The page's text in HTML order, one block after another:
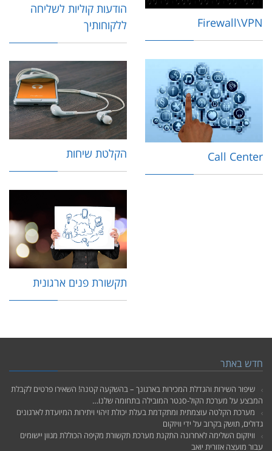
הודעות קוליות לשליחה
ללקוחותיך
Firewall\VPN
Call Center הקלטת שיחות
תקשורת פנים ארגונית
חדש באתר
שיפור השירות והגדלת המכירות בארגונך – בהשקעה קטנה! השאירו פרטים לקבלת
המבצע על מערכת הקול-סנטר המובילה בתחומה שלנו…
מערכת הקלטה עוצמתית ומתקדמת בעלת יכולת זיהוי ויתירות המיועדת לארגונים
גדולים, תושק בקרוב על ידי וויזקום
וויזקום השלימה לאחרונה התקנת מערכת תקשורת מקיפה הכוללת מגוון יישומים
עבור מועצה אזורית יואב